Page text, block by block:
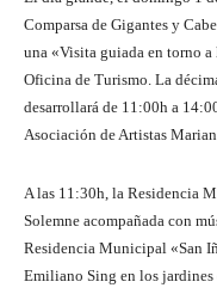
Comparsa de Gigantes y
una «Visita guiada en torno
Oficina de Turismo. La
desarrollará de 11:00h a
Asociación de Artistas
A las 11:30h, la Residencia
Solemne acompañada con
Residencia Municipal «San
Emiliano Sing en los